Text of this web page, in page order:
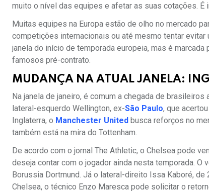
muito o nível das equipes e afetar as suas cotações.
Muitas equipes na Europa estão de olho no mercado
competições internacionais ou até mesmo tentar evitar
janela do início de temporada europeia, mas é
famosos pré-contrato.
MUDANÇA NA ATUAL JANELA:
Na janela de janeiro, é comum a chegada de
lateral-esquerdo Wellington, ex-São Paulo, que
Inglaterra, o Manchester United busca reforços no
também está na mira do Tottenham.
De acordo com o jornal The Athletic, o Chelsea pode
deseja contar com o jogador ainda nesta temporada.
Borussia Dortmund. Já o lateral-direito Issa Kaboré,
Chelsea, o técnico Enzo Maresca pode solicitar o